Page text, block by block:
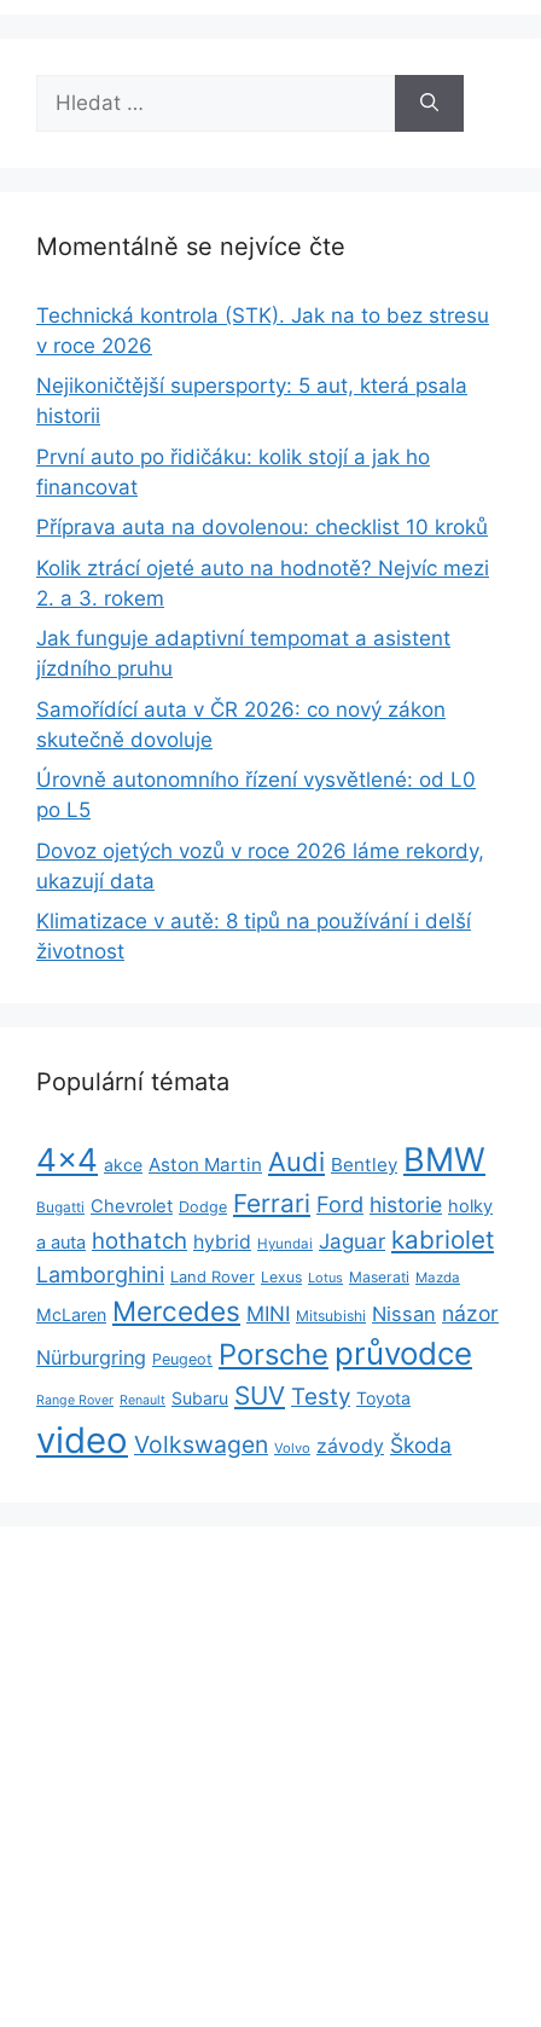
Momentálně se nejvíce čte
Technická kontrola (STK). Jak na to bez stresu
v roce 2026
Nejikoničtější supersporty: 5 aut, která psala
historii
První auto po řidičáku: kolik stojí a jak ho
financovat
Příprava auta na dovolenou: checklist 10 kroků
Kolik ztrácí ojeté auto na hodnotě? Nejvíc mezi
2. a 3. rokem
Jak funguje adaptivní tempomat a asistent
jízdního pruhu
Samořídící auta v ČR 2026: co nový zákon
skutečně dovoluje
Úrovně autonomního řízení vysvětlené: od L0
po L5
Dovoz ojetých vozů v roce 2026 láme rekordy,
ukazují data
Klimatizace v autě: 8 tipů na používání i delší
životnost
Populární témata
4x4 akce Aston Martin Audi Bentley BMW
Bugatti Chevrolet Dodge Ferrari Ford historie holky
a auta hothatch hybrid Hyundai Jaguar kabriolet
Lamborghini Land Rover Lexus Lotus Maserati Mazda
McLaren Mercedes MINI Mitsubishi Nissan názor
Nürburgring Peugeot Porsche průvodce
Range Rover Renault Subaru SUV Testy Toyota
video Volkswagen Volvo závody Škoda